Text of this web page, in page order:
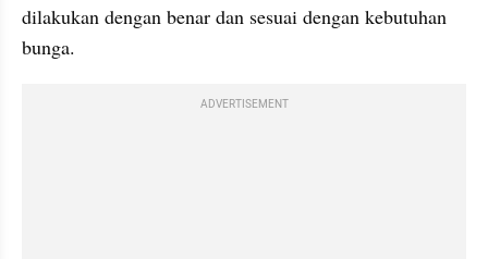
dilakukan dengan benar dan sesuai dengan kebutuhan
bunga.
ADVERTISEMENT